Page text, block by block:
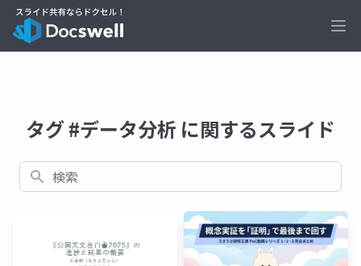
タグ #データ分析 に関するスライド
検索